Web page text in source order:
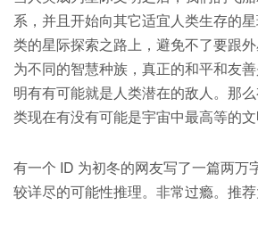
系，并且开始向其它适宜人类生存的
类的星际探索之路上，避免不了要跟
为不同的智慧种族，真正的和平和友
明有有可能就是人类潜在的敌人。那
类现在有没有可能是宇宙中最高等的文
有一个 ID 为初冬的网友写了一篇两万
较详尽的可能性推理。非常过瘾。推